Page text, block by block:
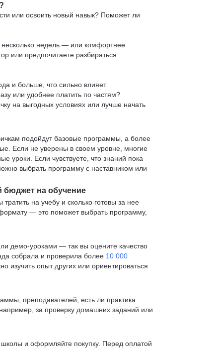
или освоить новый навык? Поможет ли
несколько недель — или комфортнее
или предпочитаете разбираться
и больше, что сильно влияет
или удобнее платить по частям?
на выгодных условиях или лучше начать
подойдут базовые программы, а более
Если не уверены в своем уровне, многие
уроки. Если чувствуете, что знаний пока
выбрать программу с наставником или
бюджет на обучение
на учебу и сколько готовы за нее
— это поможет выбрать программу,
демо-уроками — так вы оцените качество
собрала и проверила более 10 000
изучить опыт других или ориентироваться
преподавателей, есть ли практика
за проверку домашних заданий или
и оформляйте покупку. Перед оплатой